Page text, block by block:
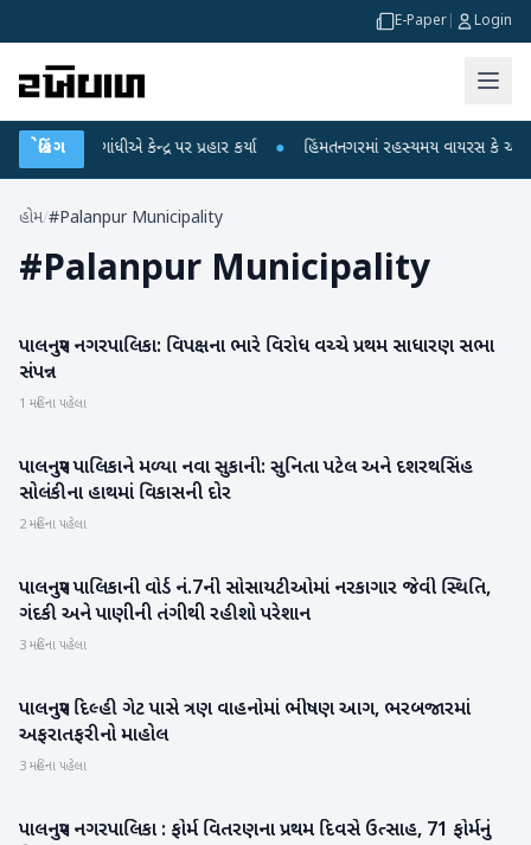
E-Paper Login
બ્રેકિંગ
રાહુલ ગાંધીએ કેન્દ્ર પર પ્રહાર કર્યા ● હિંમતનગરમાં રહસ્યમય વાયરસ કે
હોમ/#Palanpur Municipality
#Palanpur Municipality
બનાસકાંઠા
પાલનપુર નગરપાલિકા: વિપક્ષના ભારે વિરોધ વચ્ચે પ્રથમ સાધારણ સભા
સંપન્ન
1 મહિના પહેલા
બનાસકાંઠા
પાલનપુર પાલિકાને મળ્યા નવા સુકાની: સુનિતા પટેલ અને દશરથસિંહ
સોલંકીના હાથમાં વિકાસની દોર
2 મહિના પહેલા
બનાસકાંઠા
પાલનપુર પાલિકાની વોર્ડ નં.7ની સોસાયટીઓમાં નરકાગાર જેવી સ્થિતિ,
ગંદકી અને પાણીની તંગીથી રહીશો પરેશાન
3 મહિના પહેલા
બનાસકાંઠા
પાલનપુર દિલ્હી ગેટ પાસે ત્રણ વાહનોમાં ભીષણ આગ, ભરબજારમાં
અફરાતફરીનો માહોલ
3 મહિના પહેલા
બનાસકાંઠા
પાલનપુર નગરપાલિકા : ફોર્મ વિતરણના પ્રથમ દિવસે ઉત્સાહ, 71 ફોર્મનું